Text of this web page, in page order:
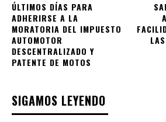
ÚLTIMOS DÍAS PARA
ADHERIRSE A LA
MORATORIA DEL IMPUESTO
AUTOMOTOR
DESCENTRALIZADO Y
PATENTE DE MOTOS
SIGAMOS LEYENDO